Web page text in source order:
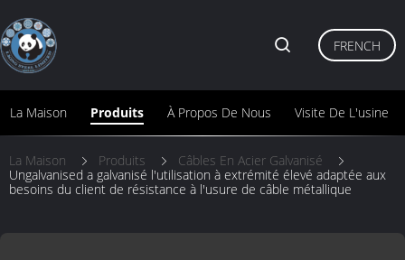
La Maison Produits À Propos De Nous Visite De L'usine
FRENCH
La Maison Produits
Câbles En Acier Galvanisé
Ungalvanised a galvanisé l'utilisation à extrémité élevé adaptée aux
besoins du client de résistance à l'usure de câble métallique